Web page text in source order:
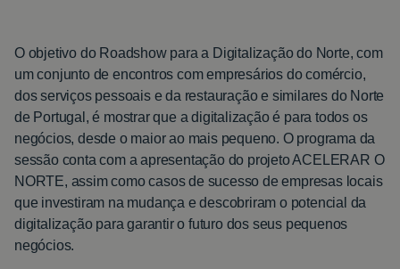
O objetivo do Roadshow para a Digitalização do Norte, com
um conjunto de encontros com empresários do comércio,
dos serviços pessoais e da restauração e similares do Norte
de Portugal, é mostrar que a digitalização é para todos os
negócios, desde o maior ao mais pequeno. O programa da
sessão conta com a apresentação do projeto ACELERAR O
NORTE, assim como casos de sucesso de empresas locais
que investiram na mudança e descobriram o potencial da
digitalização para garantir o futuro dos seus pequenos
negócios.